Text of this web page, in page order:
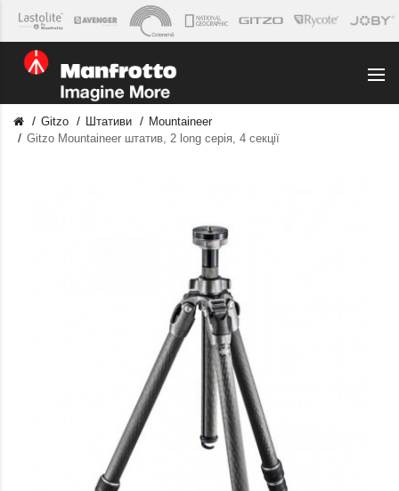
Gitzo Штативи
Mountaineer
Gitzo Mountaineer штатив, 2 long серія, 4 секції